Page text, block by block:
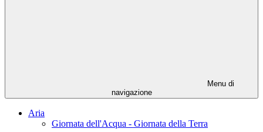
Menu di
navigazione
Aria
Giornata dell'Acqua - Giornata della Terra